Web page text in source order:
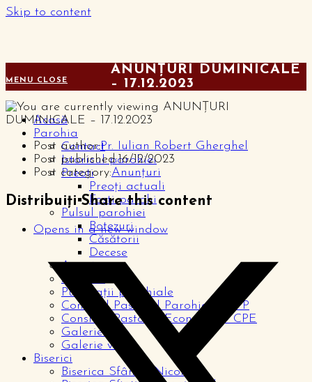
Skip to content
MENU CLOSE
Acasă
Parohia
Contact
Istoricul parohiei
Preoți
Preoți actuali
Foști parohi
Pulsul parohiei
Botezuri
Căsătorii
Decese
Anunțuri
Articole
Publicații parohiale
Consiliul Pastoral Parohial – CPP
Consiliul Pastoral Economic – CPE
Galerie foto
Galerie video
Biserici
Biserica Sfântul Nicolae
ANUNȚURI DUMINICALE
– 17.12.2023
Post author:Pr. Iulian Robert Gherghel
Post published:16/12/2023
Post category:Anunțuri
Distribuiți Share this content
Opens in a new window